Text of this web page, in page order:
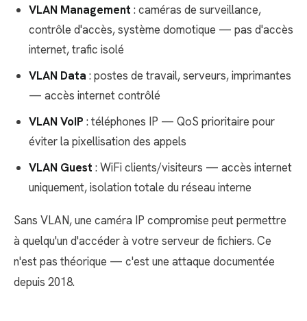
VLAN Management : caméras de surveillance,
contrôle d'accès, système domotique — pas d'accès
internet, trafic isolé
VLAN Data : postes de travail, serveurs, imprimantes
— accès internet contrôlé
VLAN VoIP : téléphones IP — QoS prioritaire pour
éviter la pixellisation des appels
VLAN Guest : WiFi clients/visiteurs — accès internet
uniquement, isolation totale du réseau interne
Sans VLAN, une caméra IP compromise peut permettre
à quelqu'un d'accéder à votre serveur de fichiers. Ce
n'est pas théorique — c'est une attaque documentée
depuis 2018.